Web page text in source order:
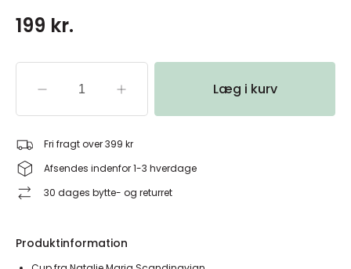
199 kr.
Læg i kurv
Fri fragt over 399 kr
Afsendes indenfor 1-3 hverdage
30 dages bytte- og returret
Produktinformation